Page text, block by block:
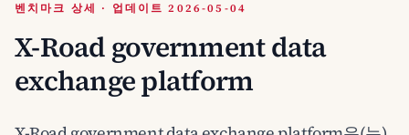
벤치마크 상세 · 업데이트 2026-05-04
X-Road government data
exchange platform